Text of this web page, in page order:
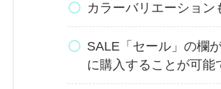
カラーバリエーション
SALE「セール」の欄
に購入することが可能